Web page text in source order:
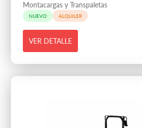
Montacargas y Transpaletas
NUEVO ALQUILER
VER DETALLE